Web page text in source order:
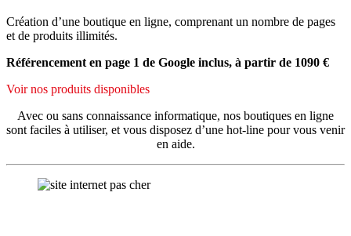
Création d’une boutique en ligne, comprenant un nombre de pages
et de produits illimités.
Référencement en page 1 de Google inclus, à partir de 1090 €
Voir nos produits disponibles
Avec ou sans connaissance informatique, nos boutiques en ligne
sont faciles à utiliser, et vous disposez d’une hot-line pour vous venir
en aide.